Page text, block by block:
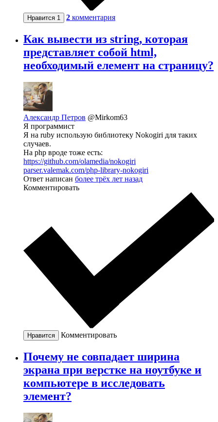
Нравится 1 2 комментария
Как вывести из string, которая
представляет собой html,
необходимый елемент на страницу?
Александр Петров @Mirkom63
Я программист
Я на ruby использую библиотеку Nokogiri для таких
случаев.
На php вроде тоже есть:
https://github.com/olamedia/nokogiri
parser.valemak.com/php-library-nokogiri
Ответ написан более трёх лет назад
Комментировать
Нравится Комментировать
Почему не совпадает ширина
экрана при верстке на ноутбуке и
компьютере в исследовать
элемент?